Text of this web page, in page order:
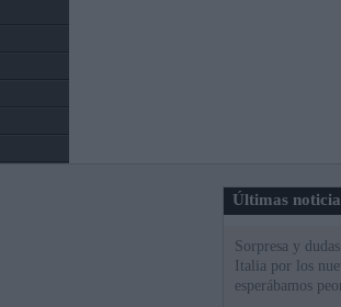
Últimas
Sorpresa y
Italia por los
esperábamos